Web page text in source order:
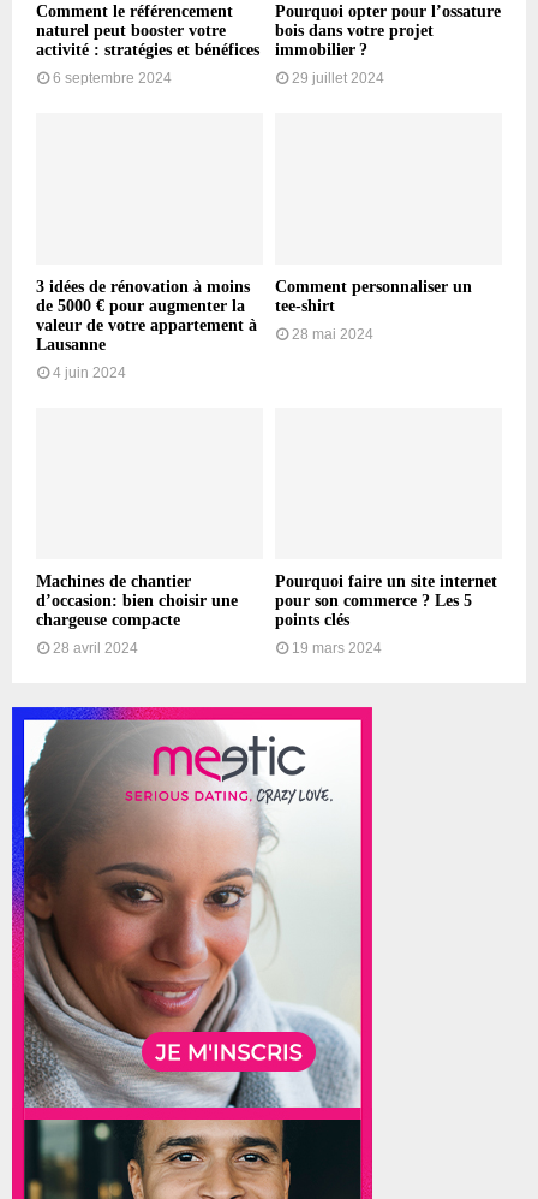
Comment le référencement
naturel peut booster votre
activité : stratégies et bénéfices
6 septembre 2024
Pourquoi opter pour l’ossature
bois dans votre projet
immobilier ?
29 juillet 2024
3 idées de rénovation à moins
de 5000 € pour augmenter la
valeur de votre appartement à
Lausanne
4 juin 2024
Comment personnaliser un
tee-shirt
28 mai 2024
Machines de chantier
d’occasion: bien choisir une
chargeuse compacte
28 avril 2024
Pourquoi faire un site internet
pour son commerce ? Les 5
points clés
19 mars 2024